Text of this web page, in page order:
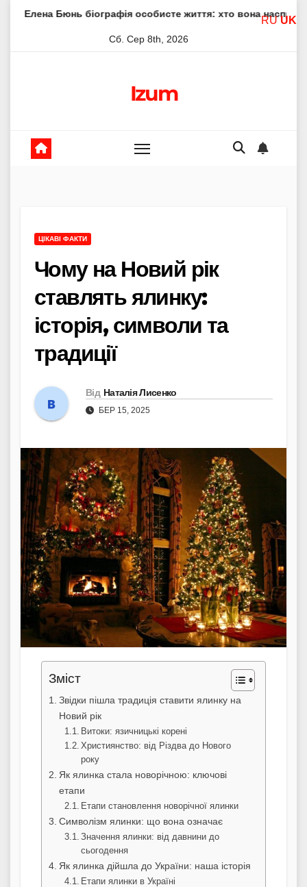
біографія особисте життя: хто вона насправді Елена
Сб. Сер 8th, 2026
Izum
ЦІКАВІ ФАКТИ
Чому на Новий рік
ставлять ялинку:
історія, символи та
традиції
Від Наталія Лисенко
БЕР 15, 2025
Зміст
Звідки пішла традиція ставити ялинку на
Новий рік
Витоки: язичницькі корені
Християнство: від Різдва до Нового
року
Як ялинка стала новорічною: ключові
етапи
Етапи становлення новорічної ялинки
Символізм ялинки: що вона означає
Значення ялинки: від давнини до
сьогодення
Як ялинка дійшла до України: наша історія
Етапи ялинки в Україні
RU UK